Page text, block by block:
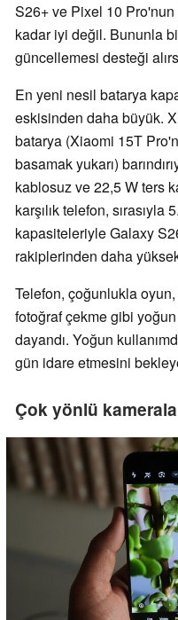
S26+ ve Pixel 10 Pro'nun
kadar iyi değil. Bununla
güncellemesi desteği
En yeni nesil batarya
eskisinden daha büyük.
batarya (Xiaomi 15T
basamak yukarı)
kablosuz ve 22,5 W ters
karşılık telefon,
kapasiteleriyle Galaxy
rakiplerinden daha
Telefon, çoğunlukla
fotoğraf çekme gibi
dayandı. Yoğun
gün idare etmesini
Çok yönlü